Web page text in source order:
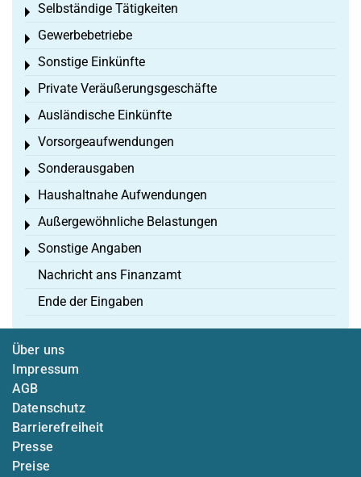
Selbständige Tätigkeiten
Toggle menu
Gewerbebetriebe
Toggle menu
Sonstige Einkünfte
Toggle menu
Private Veräußerungsgeschäfte
Toggle menu
Ausländische Einkünfte
Toggle menu
Vorsorgeaufwendungen
Toggle menu
Sonderausgaben
Toggle menu
Haushaltnahe Aufwendungen
Toggle menu
Außergewöhnliche Belastungen
Toggle menu
Sonstige Angaben
Toggle menu
Nachricht ans Finanzamt
Ende der Eingaben
Über uns
Impressum
AGB
Datenschutz
Barrierefreiheit
Presse
Preise